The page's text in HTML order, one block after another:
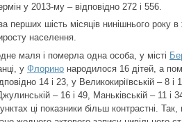
у 2013-му – відповідно 272 і 556.
перших шість місяців нинішнього року
населення.
маля і померла одна особа, у місті
у Флорино народилося 16 дітей, а
14 і 23, у Великокиріївській – 8 і
– 16 і 49, Маньківській – 11 і
ці показники більш контрастні.